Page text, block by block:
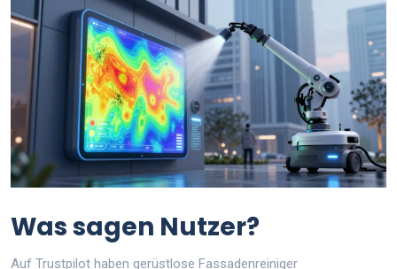
Was sagen Nutzer?
Auf Trustpilot haben gerüstlose Fassadenreiniger